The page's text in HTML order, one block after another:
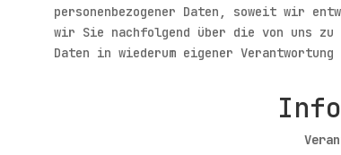
personenbezogener Daten, soweit wir
wir Sie nachfolgend über die von uns zu
Daten in wiederum eigener